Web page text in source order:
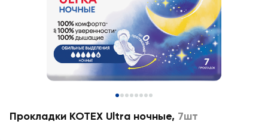
Прокладки KOTEX Ultra ночные, 7шт